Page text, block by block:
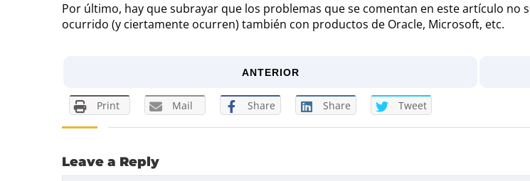
Por último, hay que subrayar que los problemas que se comentan en este artículo no
ocurrido (y ciertamente ocurren) también con productos de Oracle, Microsoft, etc.
ANTERIOR
Print Mail Share Share Tweet
Leave a Reply